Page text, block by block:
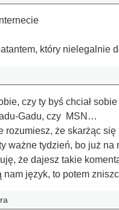
który nielegalnie
czy ty byś chciał
Gadu, czy MSN…
rozumiesz, że skarżąc
ważne tydzień, bo już
że dajesz takie
nam język, to potem